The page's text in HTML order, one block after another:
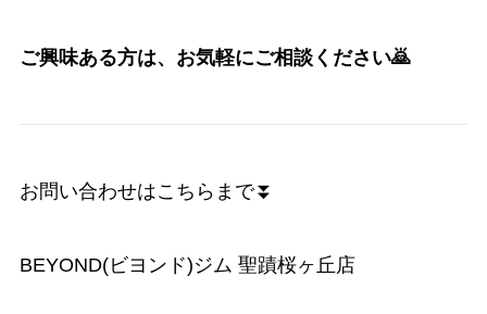
ご興味ある方は、お気軽にご相談ください🙇
お問い合わせはこちらまで⏬
BEYOND(ビヨンド)ジム 聖蹟桜ヶ丘店